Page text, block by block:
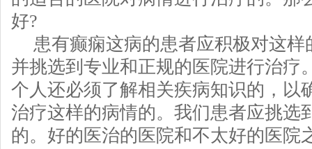
好?
患有癫痫这病的患者应积极对这
并挑选到专业和正规的医院进行治疗
个人还必须了解相关疾病知识的，以
治疗这样的病情的。我们患者应挑选
的。好的医治的医院和不太好的医院